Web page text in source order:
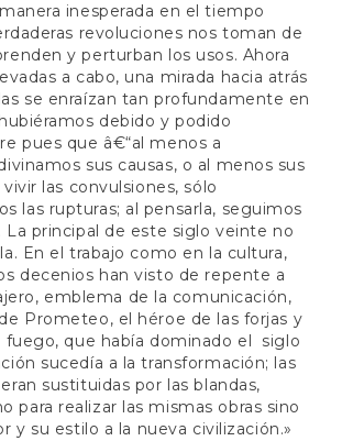
inesperada en el tiempo
revoluciones nos toman de
y perturban los usos. Ahora
a cabo, una mirada hacia atrás
se enraízan tan profundamente en
debido y podido
pues que â€“al menos a
sus causas, o al menos sus
las convulsiones, sólo
las rupturas; al pensarla, seguimos
La principal de este siglo veinte no
En el trabajo como en la cultura,
decenios han visto de repente a
emblema de la comunicación,
Prometeo, el héroe de las forjas y
fuego, que había dominado el siglo
sucedía a la transformación; las
sustituidas por las blandas,
para realizar las mismas obras sino
y su estilo a la nueva civilización.»